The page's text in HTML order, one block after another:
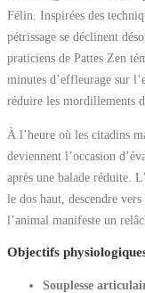
Félin. Inspirées des
pétrissage se déclinent
praticiens de Pattes Zen
minutes d’effleurage sur
réduire les mordillements
À l’heure où les citadins
deviennent l’occasion
après une balade réduite.
le dos haut, descendre
l’animal manifeste un
Objectifs
Souplesse